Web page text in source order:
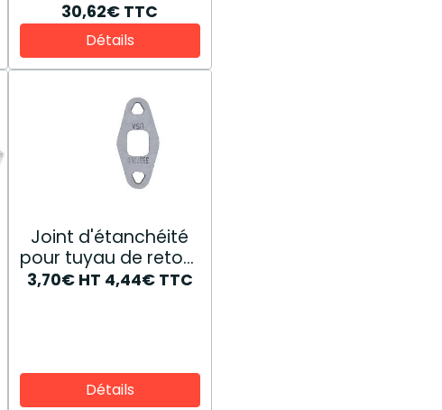
30,62€ TTC
Détails
Joint d'étanchéité
pour tuyau de retour
d'huile du
3,70€ HT 4,44€ TTC
Détails